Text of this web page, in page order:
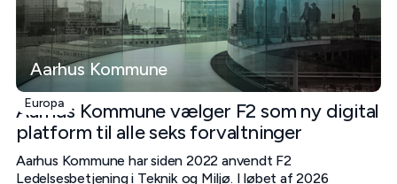
Aarhus Kommune
Europa
Aarhus Kommune vælger F2 som ny digital
platform til alle seks forvaltninger
Aarhus Kommune har siden 2022 anvendt F2
Ledelsesbetjening i Teknik og Miljø. I løbet af 2026